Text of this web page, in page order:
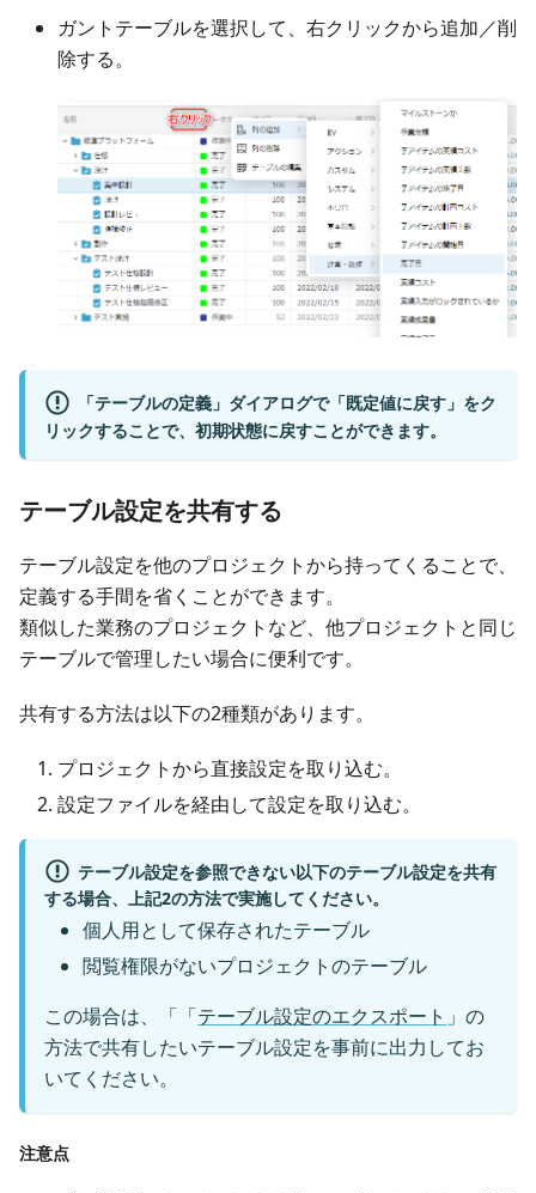
ガントテーブルを選択して、右クリックから追加／削
除する。
「テーブルの定義」ダイアログで「既定値に戻す」をク
リックすることで、初期状態に戻すことができます。
テーブル設定を共有する
テーブル設定を他のプロジェクトから持ってくることで、
定義する手間を省くことができます。
類似した業務のプロジェクトなど、他プロジェクトと同じ
テーブルで管理したい場合に便利です。
共有する方法は以下の2種類があります。
プロジェクトから直接設定を取り込む。
設定ファイルを経由して設定を取り込む。
テーブル設定を参照できない以下のテーブル設定を共有
する場合、上記2の方法で実施してください。
個人用として保存されたテーブル
閲覧権限がないプロジェクトのテーブル
この場合は、「「テーブル設定のエクスポート 」の
方法で共有したいテーブル設定を事前に出力してお
いてください。
注意点